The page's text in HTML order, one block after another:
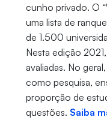
cunho privado. O
uma lista de
de 1.500
Nesta edição
avaliadas. No
como pesquisa,
proporção de
questões. Saiba